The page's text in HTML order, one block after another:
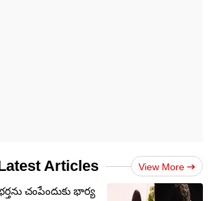
Articles View More
చంపేందుకు భార్య